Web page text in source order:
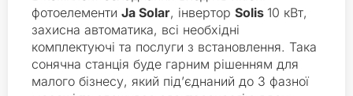
фотоелементи Ja Solar, інвертор Solis 10 кВт,
захисна автоматика, всі необхідні
комплектуючі та послуги з встановлення. Така
сонячна станція буде гарним рішенням для
малого бізнесу, який під’єднаний до 3 фазної